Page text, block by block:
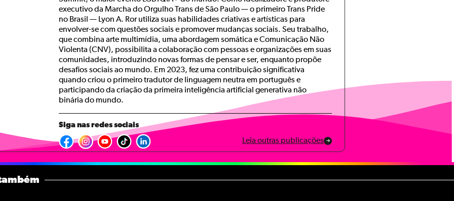
executivo da Marcha do Orgulho Trans de São Paulo — o primeiro Trans Pride
no Brasil — Lyon A. Ror utiliza suas habilidades criativas e artísticas para
envolver-se com questões sociais e promover mudanças sociais. Seu trabalho,
que combina arte multimídia, uma abordagem somática e Comunicação Não
Violenta (CNV), possibilita a colaboração com pessoas e organizações em suas
comunidades, introduzindo novas formas de pensar e ser, enquanto propõe
desafios sociais ao mundo. Em 2023, fez uma contribuição significativa
quando criou o primeiro tradutor de linguagem neutra em português e
participando da criação da primeira inteligência artificial generativa não
binária do mundo.
Siga nas redes sociais
Leia outras publicações